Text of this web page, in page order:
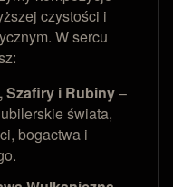
czystości i
W sercu
Szafiry i Rubiny–
świata,
bogactwa i